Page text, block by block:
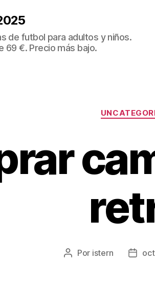
de futbol para adultos y niños.
69 €. Precio más bajo.
Autor
Por istern
Fecha